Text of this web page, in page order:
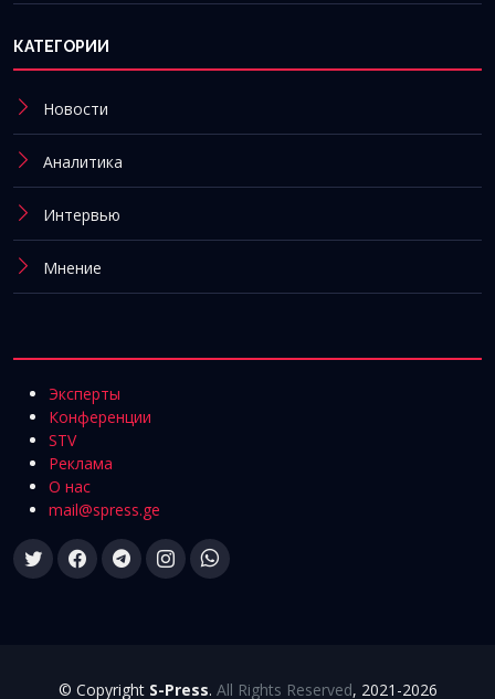
КАТЕГОРИИ
Новости
Аналитика
Интервью
Мнение
Эксперты
Конференции
STV
Реклама
О нас
mail@spress.ge
© Copyright S-Press. All Rights Reserved, 2021-2026